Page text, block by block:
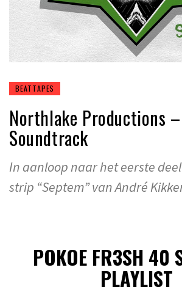
BEATTAPES
Northlake Productions
Soundtrack
In aanloop naar het eerste
strip “Septem” van André
POKOE FR3SH 40
PLAYLIST